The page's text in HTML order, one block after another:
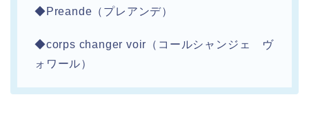
◆Preande（プレアンデ）
◆corps changer voir（コールシャンジェ ヴ
ォワール）